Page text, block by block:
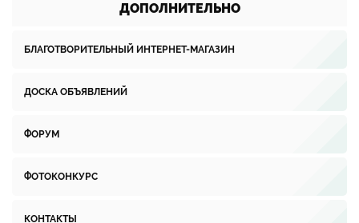
ДОПОЛНИТЕЛЬНО
БЛАГОТВОРИТЕЛЬНЫЙ ИНТЕРНЕТ-МАГАЗИН
ДОСКА ОБЪЯВЛЕНИЙ
ФОРУМ
ФОТОКОНКУРС
КОНТАКТЫ